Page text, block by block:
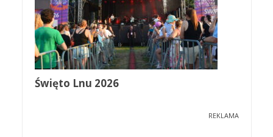
Święto Lnu 2026
REKLAMA